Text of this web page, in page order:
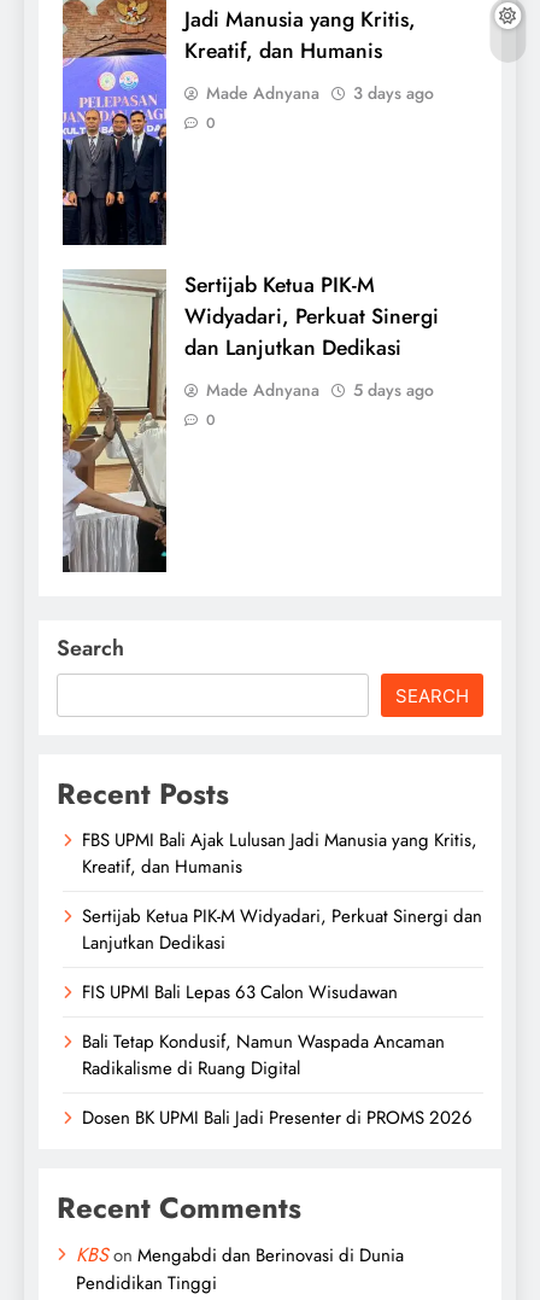
Jadi Manusia yang Kritis,
Kreatif, dan Humanis
Made Adnyana 3 days ago
0
Sertijab Ketua PIK-M
Widyadari, Perkuat Sinergi
dan Lanjutkan Dedikasi
Made Adnyana 5 days ago
0
Search
SEARCH
Recent Posts
FBS UPMI Bali Ajak Lulusan Jadi Manusia yang Kritis,
Kreatif, dan Humanis
Sertijab Ketua PIK-M Widyadari, Perkuat Sinergi dan
Lanjutkan Dedikasi
FIS UPMI Bali Lepas 63 Calon Wisudawan
Bali Tetap Kondusif, Namun Waspada Ancaman
Radikalisme di Ruang Digital
Dosen BK UPMI Bali Jadi Presenter di PROMS 2026
Recent Comments
KBSon Mengabdi dan Berinovasi di Dunia
Pendidikan Tinggi